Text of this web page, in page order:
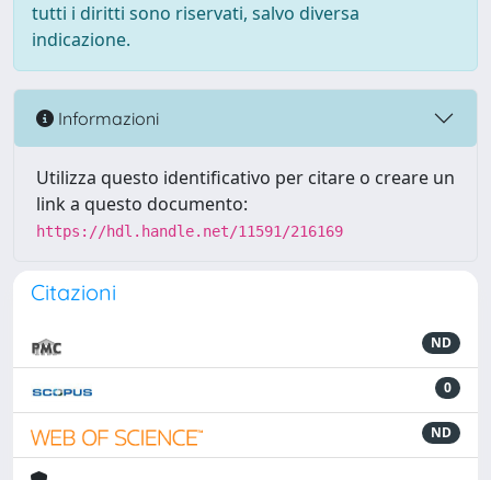
tutti i diritti sono riservati, salvo diversa
indicazione.
Informazioni
Utilizza questo identificativo per citare o creare un
link a questo documento:
https://hdl.handle.net/11591/216169
Citazioni
ND
0
ND